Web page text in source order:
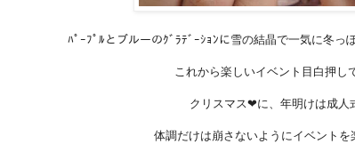
ﾊﾟｰﾌﾟﾙとブルーのｸﾞﾗﾃﾞｰｼｮﾝに雪の結晶で一気に冬っ
これから楽しいイベント目白押し
クリスマス❤に、年明けは成
体調だけは崩さないようにイベントを